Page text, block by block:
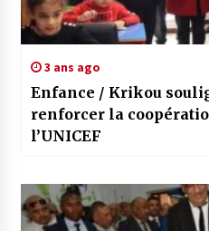
3 ans ago
Enfance / Krikou
renforcer la
l’UNICEF